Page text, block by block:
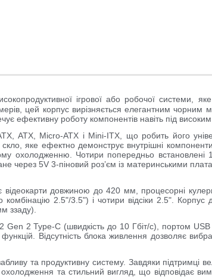
ігрової або робочої системи,
цей корпус вирізняється елегантнимчорним
ефективну роботу компонентів навіть під
ATX, Micro-ATX іMini-ITX , що робить його
яке ефектно демонструє внутрішні
охолодженню. Чотири попередньо встановлені 1
через 5V 3-піновий роз’єм із материнськими
відеокарти довжиною до420 мм, процесорні
комбінацію 2.5"/3.5") і чотири відсіки 2.5".
ззаду).
2 Type-C (швидкість до 10 Гбіт/с), портом USB
Відсутність блока живлення дозволяє
та продуктивну систему. Завдяки підтримці
та стильний вигляд, що відповідає